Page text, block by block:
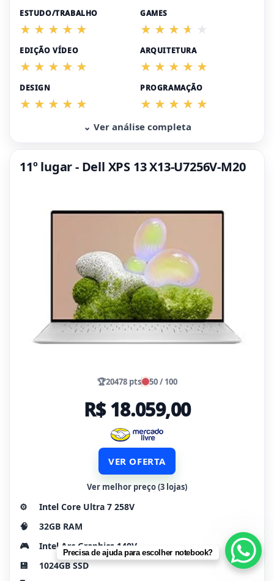
ESTUDO/TRABALHO GAMES
EDIÇÃO VÍDEO ARQUITETURA
DESIGN PROGRAMAÇÃO
⌄ Ver análise completa
11º lugar - Dell XPS 13 X13-U7256V-M20
🏆20478 pts 50 / 100
R$ 18.059,00
VER OFERTA
Ver melhor preço (3 lojas)
⚙️
Intel Core Ultra 7 258V
🧠
32GB RAM
🎮
Intel Arc Graphics 140V
💾
1024GB SSD
Precisa de ajuda para escolher notebook?